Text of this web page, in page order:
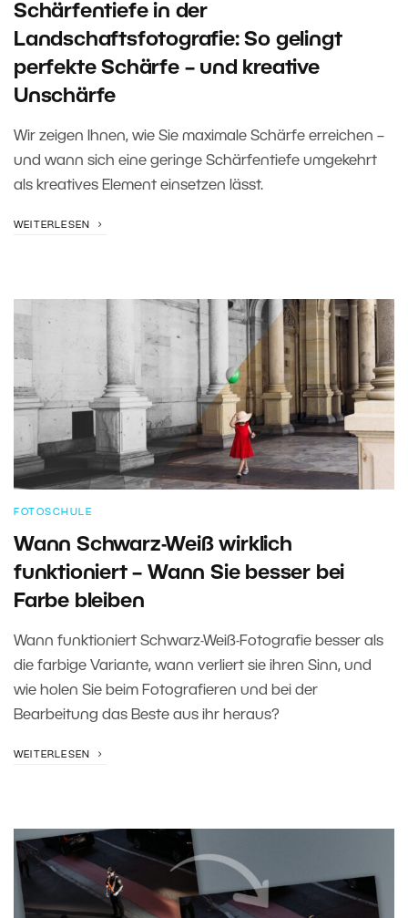
Schärfentiefe in der
Landschaftsfotografie: So gelingt
perfekte Schärfe – und kreative
Unschärfe
Wir zeigen Ihnen, wie Sie maximale Schärfe erreichen –
und wann sich eine geringe Schärfentiefe umgekehrt
als kreatives Element einsetzen lässt.
WEITERLESEN
FOTOSCHULE
Wann Schwarz-Weiß wirklich
funktioniert – Wann Sie besser bei
Farbe bleiben
Wann funktioniert Schwarz-Weiß-Fotografie besser als
die farbige Variante, wann verliert sie ihren Sinn, und
wie holen Sie beim Fotografieren und bei der
Bearbeitung das Beste aus ihr heraus?
WEITERLESEN